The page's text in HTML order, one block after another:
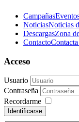
Campañas
NoticiasNoticias
DescargasZona
Contacto
Acceso
Usuario
Contraseña
Recordarme
Identificarse